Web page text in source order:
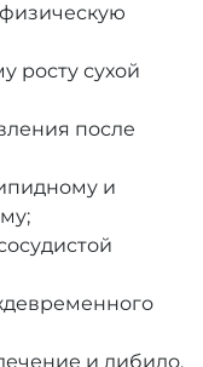
росту сухой
после
и
и либидо.